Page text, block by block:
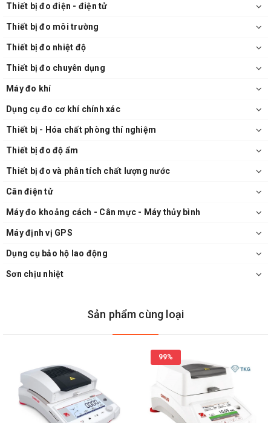
Thiết bị đo điện - điện tử
Thiết bị đo môi trường
Thiết bị đo nhiệt độ
Thiết bị đo chuyên dụng
Máy đo khí
Dụng cụ đo cơ khí chính xác
Thiết bị - Hóa chất phòng thí nghiệm
Thiết bị đo độ ẩm
Thiết bị đo và phân tích chất lượng nước
Cân điện tử
Máy đo khoảng cách - Cân mực - Máy thủy bình
Máy định vị GPS
Dụng cụ bảo hộ lao động
Sơn chịu nhiệt
Sản phẩm cùng loại
99%